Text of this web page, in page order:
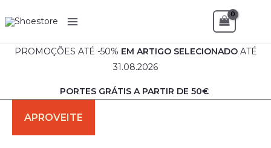
to
PROMOÇÕES ATÉ -50% EM ARTIGO SELECIONADO ATÉ
31.08.2026
PORTES GRÁTIS A PARTIR DE 50€
O
preço
Bota